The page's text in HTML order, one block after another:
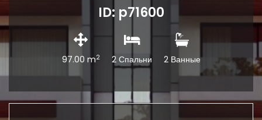
ID: p71600
97.00 m2 2 Спальни 2 Ванные